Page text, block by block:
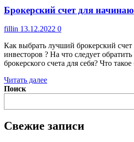
Брокерский счет для
fillin 13.12.2022 0
Как выбрать лучший брокерский
инвесторов ? На что следует
брокерского счета для себя? Что
Читать далее
Поиск
Свежие записи